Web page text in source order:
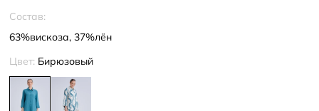
Состав:
63%вискоза, 37%лён
Цвет: Бирюзовый